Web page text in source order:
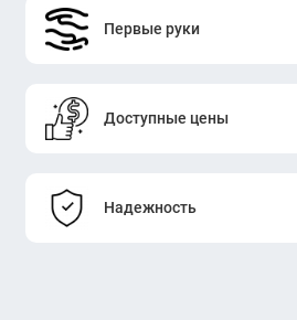
Первые руки
Доступные цены
Надежность